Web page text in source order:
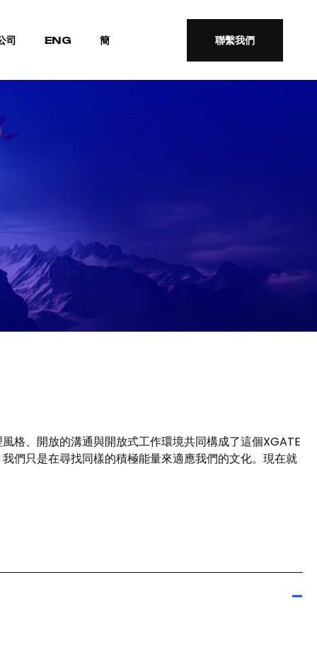
司 ENG 簡
聯繫我們
格、開放的溝通與開放式工作環境共同構成了這個XGATE
們只是在尋找同樣的積極能量來適應我們的文化。現在就